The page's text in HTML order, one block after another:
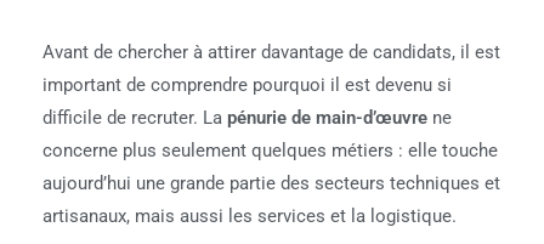
Avant de chercher à attirer davantage de candidats, il est
important de comprendre pourquoi il est devenu si
difficile de recruter. La pénurie de main-d’œuvre ne
concerne plus seulement quelques métiers : elle touche
aujourd’hui une grande partie des secteurs techniques et
artisanaux, mais aussi les services et la logistique.